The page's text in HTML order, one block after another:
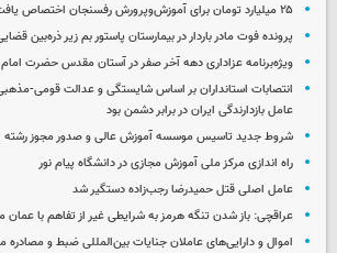
۲۵ میلیارد تومان برای آموزش‌وپرورش رفسنجان اختصاص یافت
پرونده فوت مادر باردار در بیمارستان پاستور بم زیر ذره‌بین
ویژه‌برنامه عزاداری دهه آخر صفر در آستان مقدس حضرت
انتصابات استانداران بر اساس شایستگی و عدالت قومی-
عامل بازدارندگی ایران در برابر دشمن بود
شروط جدید تاسیس موسسه آموزش عالی و صدور مجوز رشته
راه اندازی مرکز ملی آموزش مجازی در دانشگاه پیام نور
عامل اصلی قتل حمیدرضا رجب‌زاده دستگیر شد
عراقچی: باز شدن تنگه هرمز به شرایطی غیر از تفاهم با
اموال و دارایی‌های عاملان جنایات بین‌المللی ضبط و